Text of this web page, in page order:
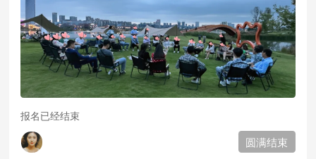
报名已经结束
圆满结束